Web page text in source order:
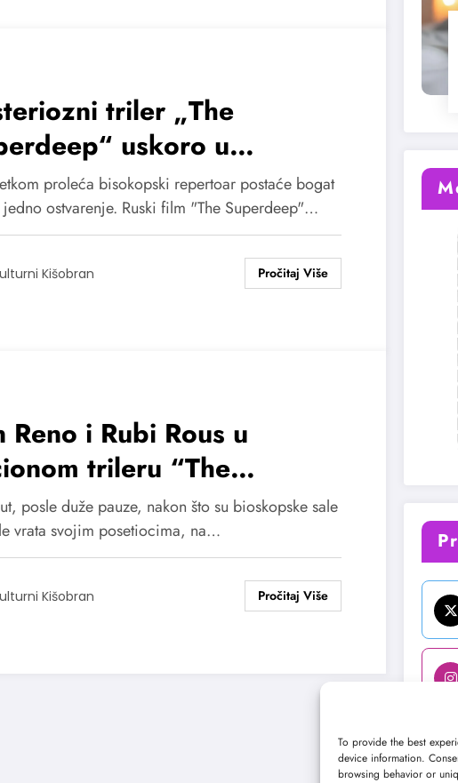
To provide the best
device information.
browsing behavior or
triler „The
uskoro u
proleća bisokopski repertoar postaće bogat
ostvarenje. Ruski film "The Superdeep"…
Kišobran
Reno i Rubi Rous u
trileru “The
od 5. novembra u
posle duže pauze, nakon što su bioskopske sale
vrata svojim posetiocima, na…
Kišobran